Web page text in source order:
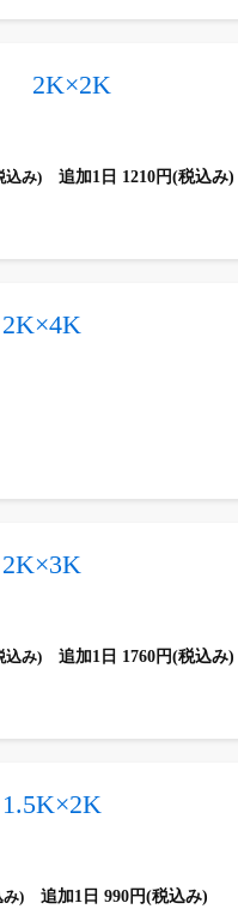
2K×2K
込み)
追加1日 1210円(税込み)
込み)
追加1日 1760円(税込み)
み)
追加1日 990円(税込み)